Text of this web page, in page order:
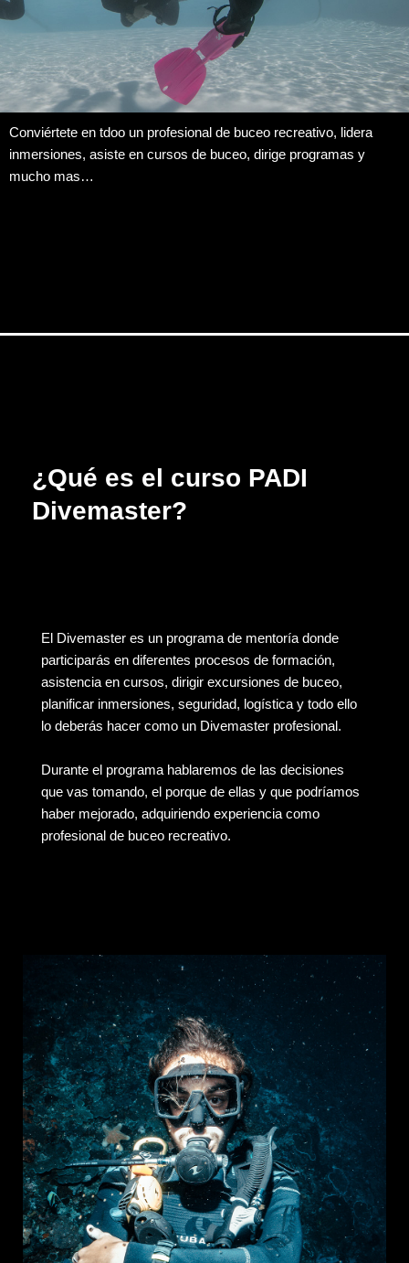
Conviértete en tdoo un profesional de buceo recreativo, lidera
inmersiones, asiste en cursos de buceo, dirige programas y
mucho mas…
¿Qué es el curso PADI
Divemaster?
El Divemaster es un programa de mentoría donde
participarás en diferentes procesos de formación,
asistencia en cursos, dirigir excursiones de buceo,
planificar inmersiones, seguridad, logística y todo ello
lo deberás hacer como un Divemaster profesional.
Durante el programa hablaremos de las decisiones
que vas tomando, el porque de ellas y que podríamos
haber mejorado, adquiriendo experiencia como
profesional de buceo recreativo.